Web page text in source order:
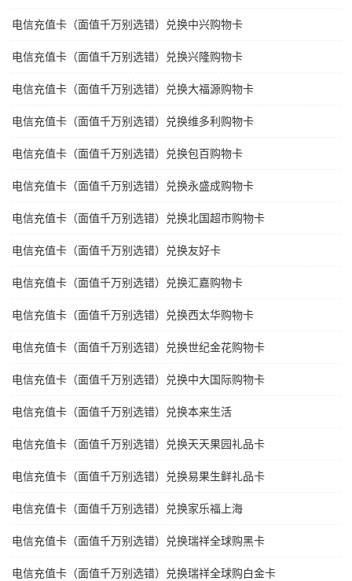
电信充值卡（面值千万别选错）兑换中兴购物卡
电信充值卡（面值千万别选错）兑换兴隆购物卡
电信充值卡（面值千万别选错）兑换大福源购物卡
电信充值卡（面值千万别选错）兑换维多利购物卡
电信充值卡（面值千万别选错）兑换包百购物卡
电信充值卡（面值千万别选错）兑换永盛成购物卡
电信充值卡（面值千万别选错）兑换北国超市购物卡
电信充值卡（面值千万别选错）兑换友好卡
电信充值卡（面值千万别选错）兑换汇嘉购物卡
电信充值卡（面值千万别选错）兑换西太华购物卡
电信充值卡（面值千万别选错）兑换世纪金花购物卡
电信充值卡（面值千万别选错）兑换中大国际购物卡
电信充值卡（面值千万别选错）兑换本来生活
电信充值卡（面值千万别选错）兑换天天果园礼品卡
电信充值卡（面值千万别选错）兑换易果生鲜礼品卡
电信充值卡（面值千万别选错）兑换家乐福上海
电信充值卡（面值千万别选错）兑换瑞祥全球购黑卡
电信充值卡（面值千万别选错）兑换瑞祥全球购白金卡